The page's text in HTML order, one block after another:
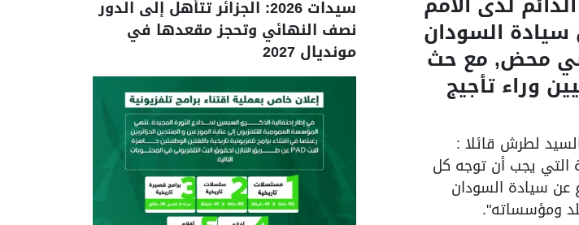
السودان
محض, مع حث
وراء تأجيج
لطرش قائلا :
التي يجب أن توجه كل
عن سيادة السودان
ومؤسساته".
سيدات 2026: الجزائر تتأهل إلى الدور
نصف النهائي وتحجز مقعدها في
مونديال 2027